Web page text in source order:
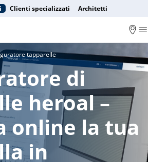
Clienti specializzati Architetti
tapparelle
di
heroal –
online la tua
in